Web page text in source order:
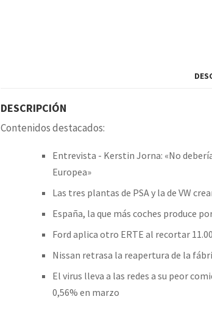
DESCRIPCIÓN
Contenidos destacados:
Entrevista - Kerstin Jorna: «No
Europea»
Las tres plantas de PSA y la de VW
España, la que más coches produce
Ford aplica otro ERTE al recortar
Nissan retrasa la reapertura de la
El virus lleva a las redes a su peor
0,56% en marzo